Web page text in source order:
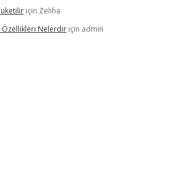
için Zeliha
Özellikleri Nelerdir için admin